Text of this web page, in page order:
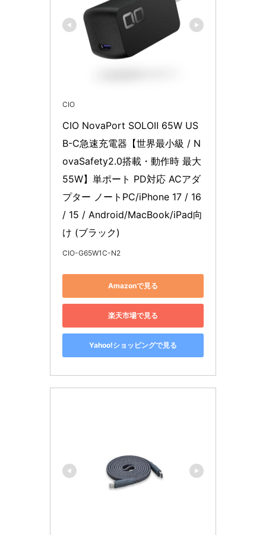
CIO
CIO NovaPort SOLOⅡ 65W US
B-C急速充電器【世界最小級 / N
ovaSafety2.0搭載・動作時 最大
55W】単ポート PD対応 ACアダ
プター ノートPC/iPhone 17 / 16
/ 15 / Android/MacBook/iPad向
け (ブラック)
CIO-G65W1C-N2
Amazonで見る
楽天市場で見る
Yahoo!ショッピングで見る